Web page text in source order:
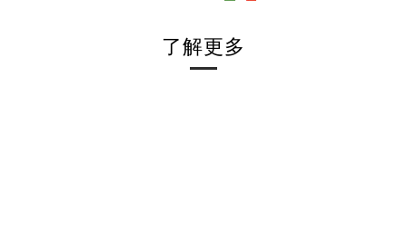
了解更多